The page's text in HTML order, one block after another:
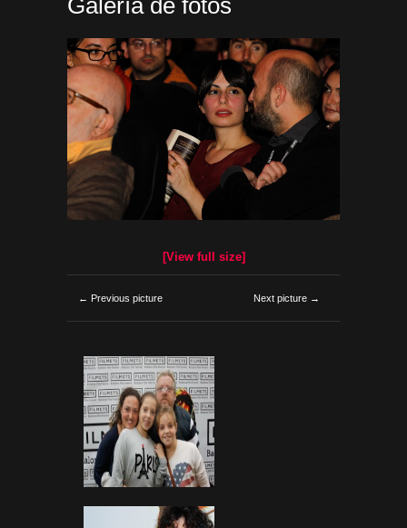
[View full size]
← Previous picture Next picture →